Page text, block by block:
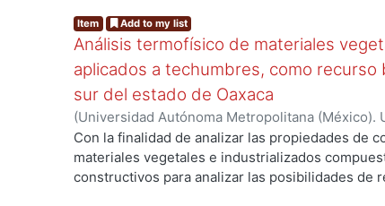
sistemas constructivos de block hueco y el
de México.
Item Add to my list
Análisis termofísico de materiales
aplicados a techumbres, como recurso
sur del estado de Oaxaca
(Universidad Autónoma Metropolitana (México).
de Servicios de Información.,2004-09)ALAVEZ
Con la finalidad de analizar las propiedades de
materiales vegetales e industrializados
constructivos para analizar las posibilidades de